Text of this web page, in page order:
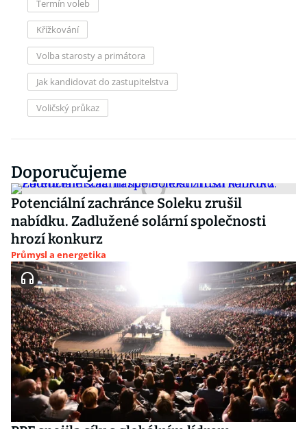
Termín voleb
Křížkování
Volba starosty a primátora
Jak kandidovat do zastupitelstva
Voličský průkaz
Doporučujeme
Potenciální zachránce Soleku zrušil
nabídku. Zadlužené solární společnosti
hrozí konkurz
Průmysl a energetika